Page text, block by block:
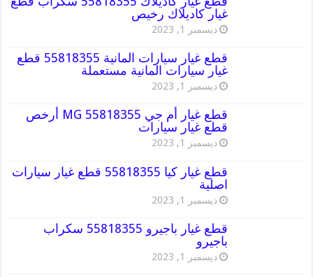
غيار كاديلاك رخيص
ديسمبر 1, 2023
قطع غيار سيارات المانية 55818355 قطع
غيار سيارات المانية مستعملة
ديسمبر 1, 2023
قطع غيار أم جي MG 55818355 أرخص
قطع غيار سيارات
ديسمبر 1, 2023
قطع غيار كيا 55818355 قطع غيار سيارات
اصلية
ديسمبر 1, 2023
قطع غيار باجيرو 55818355 سكراب
باجيرو
ديسمبر 1, 2023